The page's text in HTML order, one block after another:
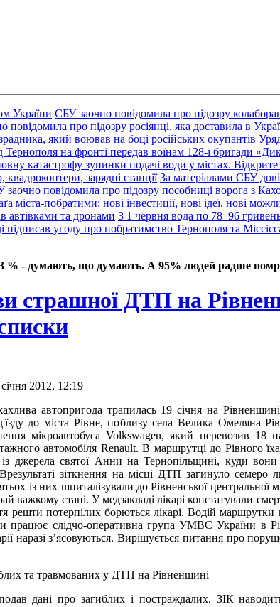
України СБУ заочно повідомила про підозру
повідомила про підозру росіянці, яка доставила в
який воював на боці російських окупантів
Тернополя на фронті передав воїнам 128-ї бригади
катастрофу зупинки подачі води у містах.
зарядні станції За матеріалами СБУ
заочно повідомила про підозру пособниці ворога з
міста-побратими: нові інвестиції, нові ідеї, нові
автівками та дронами З 1 червня вода по 78–96
підписав угоду про побратимство Тернополя та
% - думають, що думають. А 95% людей радше
страшної ДТП на
2012, 12:19
автопригода трапилась 19 січня на
до міста Рівне, поблизу села Велика Омеляна
мікроавтобуса Volkswagen, який перевозив 18
автомобіля Renault. В маршрутці до Рівного
із джерела святої Анни на Тернопільщині, куди вони
зіткнення на місці ДТП загинуло семеро
із них шпиталізували до Рівненської центральної
важкому стані. У медзакладі лікарі констатували
решти потерпілих борються лікарі. Водій
працює слідчо-оперативна група УМВС України в
наразі з’ясовуються. Вирішується питання про
та травмованих у ДТП на Рівненщині
дані про загиблих і постраждалих. ЗІК